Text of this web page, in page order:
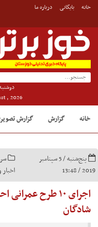
خانه بایگانی درباره ما
دوشنبه, ۱۹ مرداد
, 2026
خانه گزارش گزارش
پنج‌شنبه / 5 سپتامبر
2019 / 13:48
اخبار
اجرای ۱۰ طرح
شادگان